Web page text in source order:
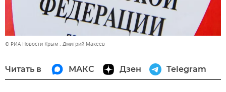
© РИА Новости Крым . Дмитрий Макеев
Читать в МАКС Дзен Telegram